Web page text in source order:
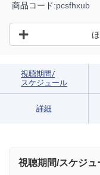
商品コード:pcsfhxub
視聴期間/
スケジュール
詳細
視聴期間/スケジュ